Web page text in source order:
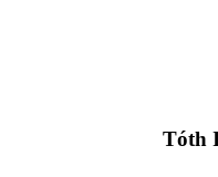
Tóth